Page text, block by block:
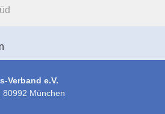
Verband e.V.
München